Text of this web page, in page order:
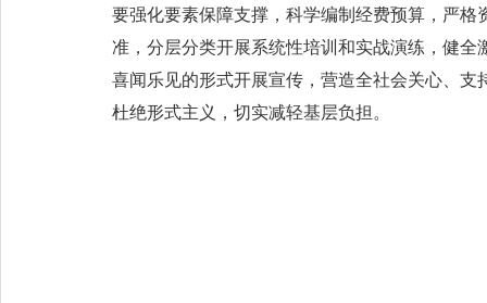
要强化要素保障支撑，科学编制经费预算，严
准，分层分类开展系统性培训和实战演练，健
喜闻乐见的形式开展宣传，营造全社会关心、
杜绝形式主义，切实减轻基层负担。